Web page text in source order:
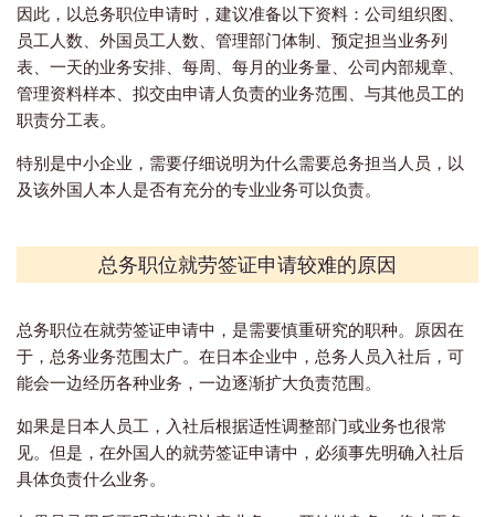
因此，以总务职位申请时，建议准备以下资料：公司组织图、
员工人数、外国员工人数、管理部门体制、预定担当业务列
表、一天的业务安排、每周、每月的业务量、公司内部规章、
管理资料样本、拟交由申请人负责的业务范围、与其他员工的
职责分工表。
特别是中小企业，需要仔细说明为什么需要总务担当人员，以
及该外国人本人是否有充分的专业业务可以负责。
总务职位就劳签证申请较难的原因
总务职位在就劳签证申请中，是需要慎重研究的职种。原因在
于，总务业务范围太广。在日本企业中，总务人员入社后，可
能会一边经历各种业务，一边逐渐扩大负责范围。
如果是日本人员工，入社后根据适性调整部门或业务也很常
见。但是，在外国人的就劳签证申请中，必须事先明确入社后
具体负责什么业务。